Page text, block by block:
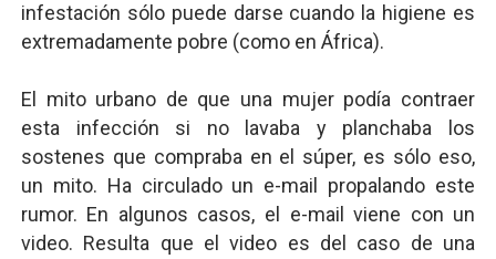
infestación sólo puede darse cuando la higiene es
extremadamente pobre (como en África).
El mito urbano de que una mujer podía contraer
esta infección si no lavaba y planchaba los
sostenes que compraba en el súper, es sólo eso,
un mito. Ha circulado un e-mail propalando este
rumor. En algunos casos, el e-mail viene con un
video. Resulta que el video es del caso de una